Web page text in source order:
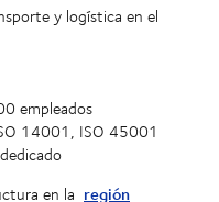
y logística en el
empleados
14001, ISO 45001
en la región